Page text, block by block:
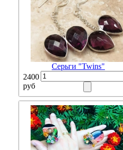
Серьги "Twins"
2400
руб